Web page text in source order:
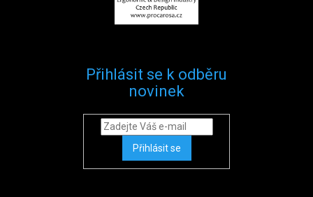
Přihlásit se k odběru
novinek
Přihlásit se